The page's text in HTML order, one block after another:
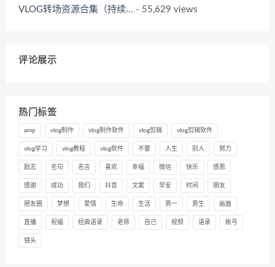
VLOG转场资源合集（持续... - 55,629 views
评论展示
热门标签
amp vlog制作 vlog制作软件 vlog剪辑 vlog剪辑软件
vlog学习 vlog教程 vlog软件 不要 人生 别人 努力
励志 名句 名言 喜欢 幸福 微信 快乐 感恩
感谢 成功 我们 抖音 文案 早安 时间 朋友
朋友圈 梦想 爱情 生命 生活 男一 男生 画面
直播 祝福 经典语录 老师 自己 视频 语录 账号
镜头